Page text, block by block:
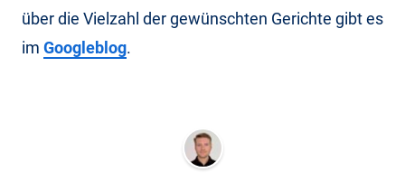
über die Vielzahl der gewünschten Gerichte gibt es
im Googleblog.